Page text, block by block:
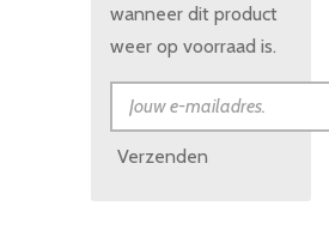
wanneer dit product
weer op voorraad is.
Verzenden